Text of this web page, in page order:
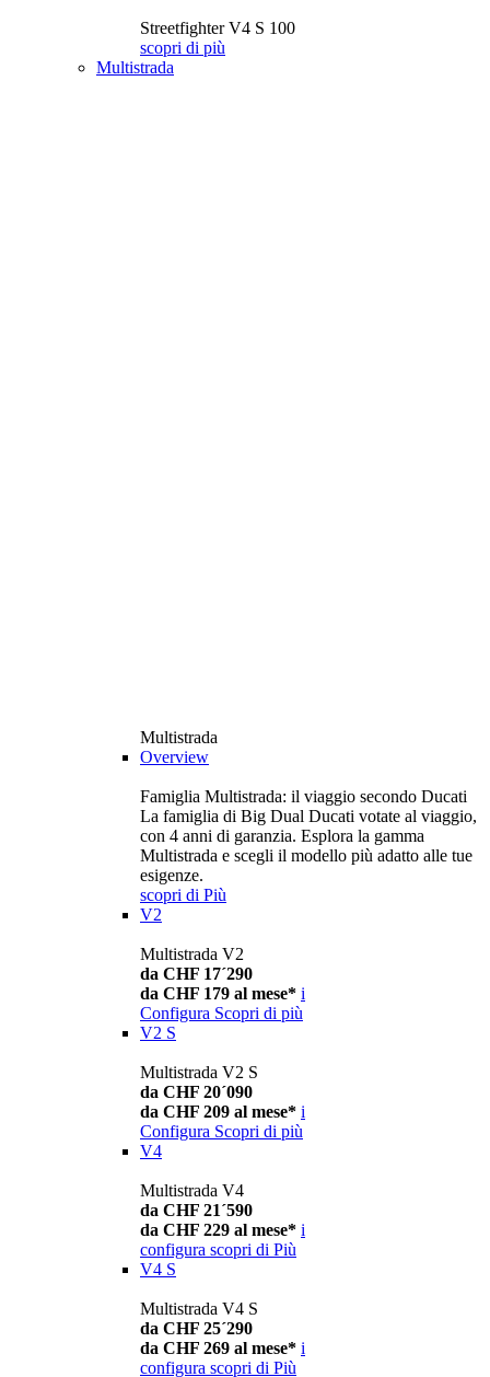
Streetfighter V4 S 100
scopri di più
Multistrada
Multistrada
Overview
Famiglia Multistrada: il viaggio secondo Ducati
La famiglia di Big Dual Ducati votate al viaggio,
con 4 anni di garanzia. Esplora la gamma
Multistrada e scegli il modello più adatto alle tue
esigenze.
scopri di Più
V2
Multistrada V2
da CHF 17´290
da CHF 179 al mese* i
Configura Scopri di più
V2 S
Multistrada V2 S
da CHF 20´090
da CHF 209 al mese* i
Configura Scopri di più
V4
Multistrada V4
da CHF 21´590
da CHF 229 al mese* i
configura scopri di Più
V4 S
Multistrada V4 S
da CHF 25´290
da CHF 269 al mese* i
configura scopri di Più